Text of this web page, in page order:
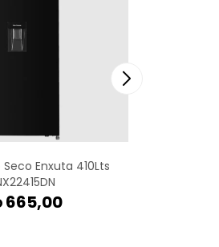
Enxuta 410Lts
665,00